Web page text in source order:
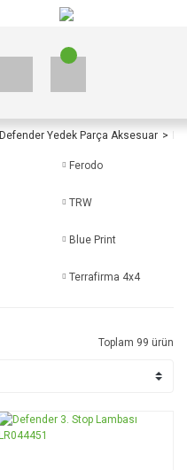
Defender Yedek Parça Aksesuar
Ferodo
TRW
Blue Print
Terrafirma 4x4
Toplam 99 ürün